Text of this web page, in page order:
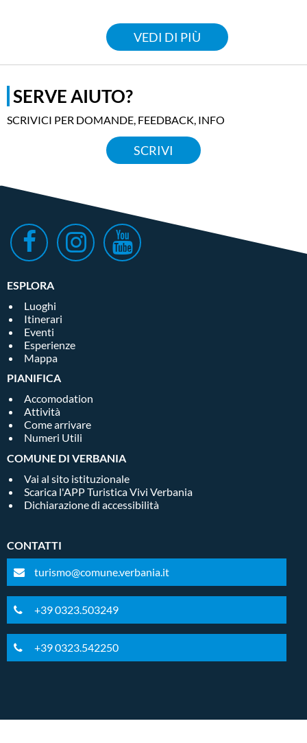
VEDI DI PIÙ
SERVE AIUTO?
SCRIVICI PER DOMANDE, FEEDBACK, INFO
SCRIVI
ESPLORA
Luoghi
Itinerari
Eventi
Esperienze
Mappa
PIANIFICA
Accomodation
Attività
Come arrivare
Numeri Utili
COMUNE DI VERBANIA
Vai al sito istituzionale
Scarica l'APP Turistica Vivi Verbania
Dichiarazione di accessibilità
CONTATTI
turismo@comune.verbania.it
+39 0323.503249
+39 0323.542250